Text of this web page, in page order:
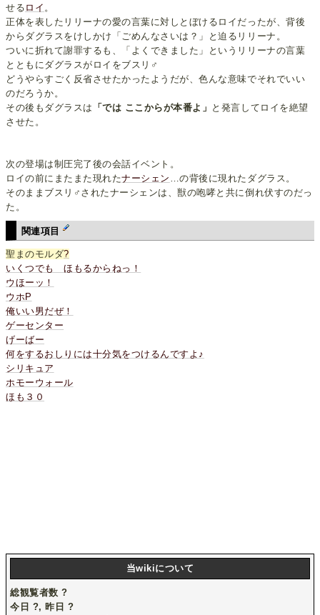
せる ロイ 。
正体を表したリリーナの愛の言葉に対しとぼけるロイだったが、背後
からダグラスをけしかけ「ごめんなさいは？」と迫るリリーナ。
ついに折れて謝罪するも、「よくできました」というリリーナの言葉
とともにダグラスがロイをブスリ♂
どうやらすごく反省させたかったようだが、色んな意味でそれでいい
のだろうか。
その後もダグラスは 「では ここからが本番よ」 と発言してロイを絶望
させた。
次の登場は制圧完了後の会話イベント。
ロイの前にまたまた現れたナーシェン
…の背後に現れたダグラス。
そのままブスリ♂されたナーシェンは、獣の咆哮と共に倒れ伏すのだっ
た。
関連項目
聖まのモルダ?
いくつでも ほもるからねっ！
ウほーッ！
ウホP
俺いい男だぜ！
ゲーセンター
げーばー
何をするおしりには十分気をつけるんですよ♪
シリキュア
ホモーウォール
ほも３０
当wikiについて
総観覧者数?
今日 ?, 昨日 ?